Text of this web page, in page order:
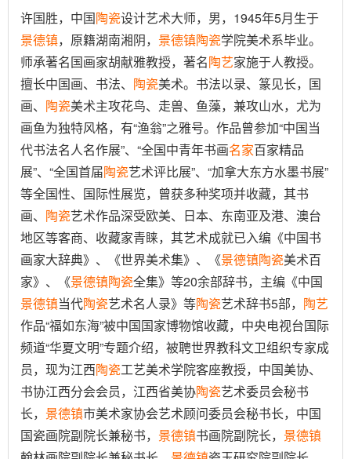
许国胜，中国陶瓷设计艺术大师，男，1945年5月生于
景德镇，原籍湖南湘阴， 景德镇陶瓷学院美术系毕业。
师承著名国画家胡献雅教授，著名陶艺家施于人教授。
擅长中国画、书法、 陶瓷美术。书法以录、篆见长，国
画、 陶瓷美术主攻花鸟、走兽、鱼藻，兼攻山水，尤为
画鱼为独特风格，有“渔翁”之雅号。作品曾参加“中国当
代书法名人名作展”、“全国中青年书画名家百家精品
展”、“全国首届陶瓷艺术评比展”、“加拿大东方水墨书展”
等全国性、国际性展览，曾获多种奖项并收藏，其书
画、 陶瓷艺术作品深受欧美、日本、东南亚及港、澳台
地区等客商、收藏家青睐，其艺术成就已入编《中国书
画家大辞典》、《世界美术集》、《景德镇陶瓷美术百
家》、《景德镇陶瓷全集》等20余部辞书，主编《中国
景德镇当代陶瓷艺术名人录》等陶瓷艺术辞书5部， 陶艺
作品“福如东海”被中国国家博物馆收藏，中央电视台国际
频道“华夏文明”专题介绍，被聘世界教科文卫组织专家成
员，现为江西陶瓷工艺美术学院客座教授，中国美协、
书协江西分会会员，江西省美协陶瓷艺术委员会秘书
长， 景德镇市美术家协会艺术顾问委员会秘书长，中国
国瓷画院副院长兼秘书， 景德镇书画院副院长， 景德镇